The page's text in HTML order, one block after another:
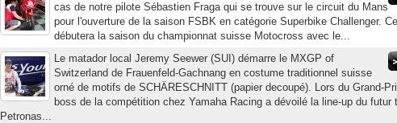
cas de notre pilote Sébastien Fraga qui se trouve sur le circuit du Mans
pour l'ouverture de la saison FSBK en catégorie Superbike Challenger.
débutera la saison du championnat suisse Motocross avec le...
Le matador local Jeremy Seewer (SUI) démarre le MXGP of
Switzerland de Frauenfeld-Gachnang en costume traditionnel suisse
orné de motifs de SCHÄRESCHNITT (papier decoupé). Lors du Grand-
boss de la compétition chez Yamaha Racing a dévoilé la line-up du futur
Petronas...